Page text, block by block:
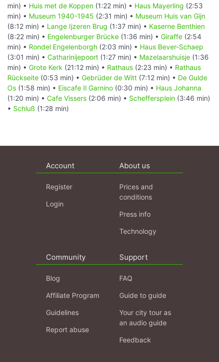
min) • Huis met de Koppen (1:22 min) • Haus Mayerling (2:53
min) • Museum 1940-1945 (2:31 min) • Museum Huis van Gijn
(8:12 min) • Lange Ijzeren Brug (1:37 min) • Kaserne Benthien
(8:22 min) • Engelenburger Brücke (1:36 min) • Giraffe (2:54
min) • Rondel Engelenborgh (2:03 min) • Haus Bever-Schaep
(3:01 min) • Catharinijepoort (1:27 min) • Mazelaarshuisje (1:36
min) • Grote Kerk (21:12 min) • Rathaus (2:23 min) • Rathaus
Rückseite (0:53 min) • Gebrüder de Witt (7:12 min) • De Gulde
Os (1:58 min) • Eiscafe Il Garnino (0:30 min) • Haus Johanna
(1:20 min) • Cafe Vissers (2:06 min) • Scheffersplein (3:46 min)
• Schluß (1:28 min)
Account
Register
Login
About us
Prices and
conditions
Press info
Technology
Community
Blog
Affiliate Program
Guidelines
Report abuse
Support
FAQ
Guide to guide
Your city tour as
an audio guide
Feedback